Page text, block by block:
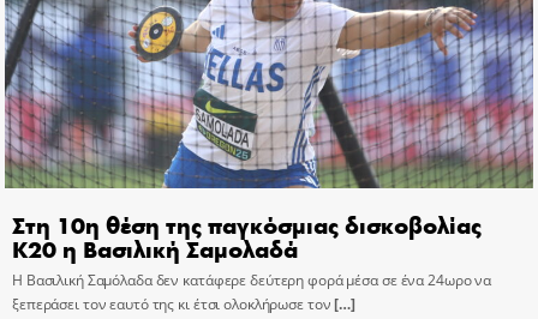
Στη 10η θέση της παγκόσμιας δισκοβολίας
Κ20 η Βασιλική Σαμολαδά
Η Βασιλική Σαμόλαδα δεν κατάφερε δεύτερη φορά μέσα σε ένα 24ωρο να
ξεπεράσει τον εαυτό της κι έτσι ολοκλήρωσε τον[…]